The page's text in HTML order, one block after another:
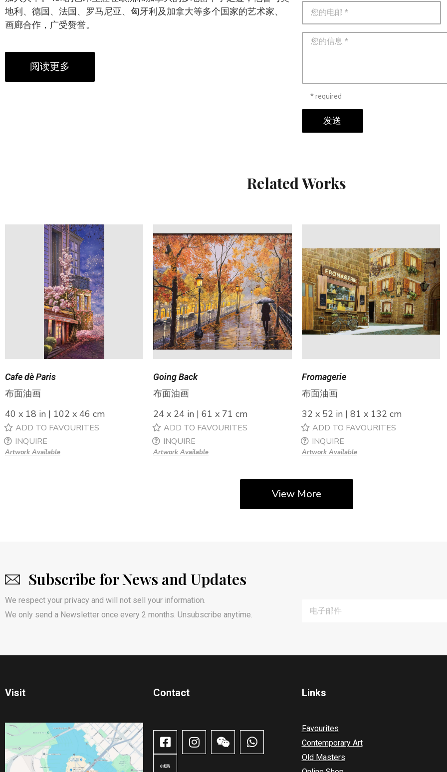
地利、德国、法国、罗马尼亚、匈牙利及加拿大等多个国家的艺术家、
画廊合作，广受赞誉。
阅读更多
* required
发送
Related Works
Cafe dè Paris
布面油画
40 x 18 in | 102 x 46 cm
ADD TO FAVOURITES
INQUIRE
Artwork Available
Going Back
布面油画
24 x 24 in | 61 x 71 cm
ADD TO FAVOURITES
INQUIRE
Artwork Available
Fromagerie
布面油画
32 x 52 in | 81 x 132 cm
ADD TO FAVOURITES
INQUIRE
Artwork Available
View More
Subscribe for News and Updates
We respect your privacy and will not sell your information.
We only send a Newsletter once every 2 months. Unsubscribe anytime.
Visit Contact​ Links
Favourites
Contemporary Art
Old Masters